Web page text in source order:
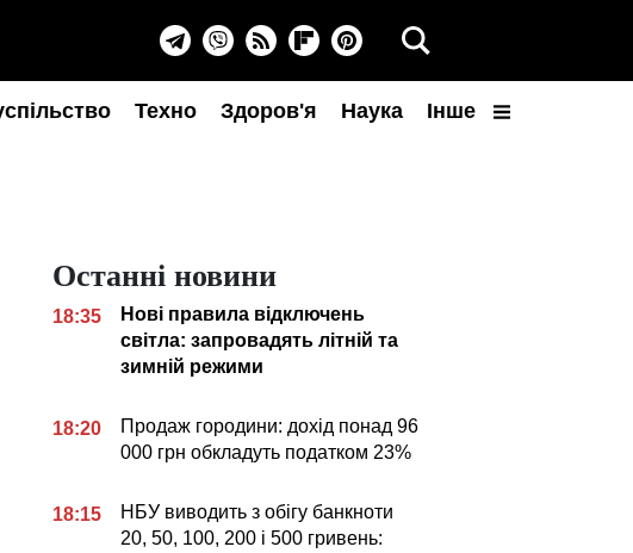
Техно Здоров'я Наука Інше
Останні новини
18:35
Нові правила відключень
світла: запровадять літній та
зимній режими
18:20
Продаж городини: дохід понад 96
000 грн обкладуть податком 23%
18:15
НБУ виводить з обігу банкноти
20, 50, 100, 200 і 500 гривень: